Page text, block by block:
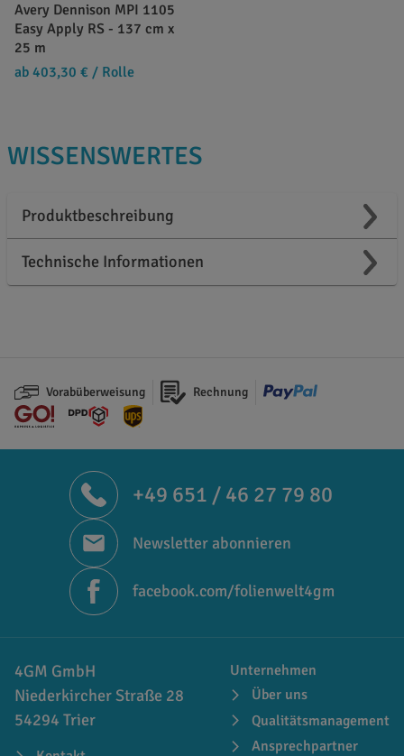
Avery Dennison MPI 1105
Easy Apply RS - 137 cm x
25 m
ab 403,30 € / Rolle
WISSENSWERTES
Produktbeschreibung
Technische Informationen
Vorabüberweisung Rechnung
+49 651 / 46 27 79 80
Newsletter abonnieren
facebook.com/folienwelt4gm
4GM GmbH
Niederkircher Straße 28
54294 Trier
Unternehmen
Über uns
Qualitätsmanagement
Ansprechpartner